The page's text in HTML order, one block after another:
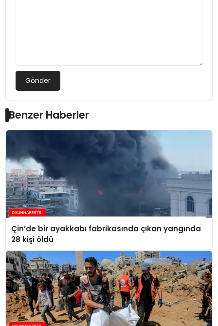
Gönder
Benzer Haberler
Çin’de bir ayakkabı fabrikasında çıkan yangında
28 kişi öldü